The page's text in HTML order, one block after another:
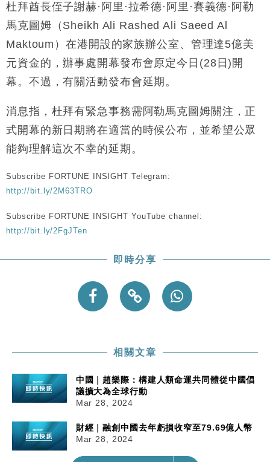
杜拜酋長侄子謝赫·阿里·拉希德·阿里·賽義德·阿勒
馬克圖姆（Sheikh Ali Rashed Ali Saeed Al
Maktoum）在港開設的家族辦公室、管理達5億美
元資金的，辦事處開幕發布會原定今日(28日)開
幕。不過，有關活動發布會延期。
消息指，杜拜有緊急事務需阿勒馬克圖姆關注，正
式開幕的新日期將在適當的時候公布，並希望公眾
能夠理解這次不幸的延期。
Subscribe FORTUNE INSIGHT Telegram:
http://bit.ly/2M63TRO
Subscribe FORTUNE INSIGHT YouTube channel:
http://bit.ly/2FgJTen
即時分享
相關文章
中國｜趙樂際：構建人類命運共同體從中國倡
議擴大為全球行動
Mar 28, 2024
財經｜融創中國去年虧損收窄至79.69億人幣
Mar 28, 2024